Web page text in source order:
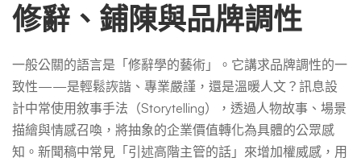
修辭、鋪陳與品牌調性
一般公關的語言是「修辭學的藝術」。它講求品牌調性的一
致性——是輕鬆詼諧、專業嚴謹，還是溫暖人文？訊息設
計中常使用敘事手法（Storytelling），透過人物故事、場景
描繪與情感召喚，將抽象的企業價值轉化為具體的公眾感
知。新聞稿中常見「引述高階主管的話」來增加權威感，用